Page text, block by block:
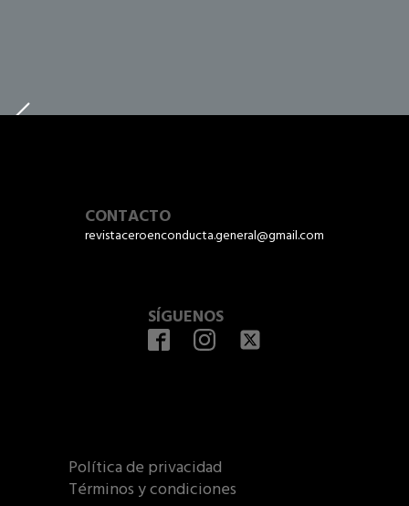
CONTACTO
revistaceroenconducta.general@gmail.com
SÍGUENOS
Política de privacidad
Términos y condiciones